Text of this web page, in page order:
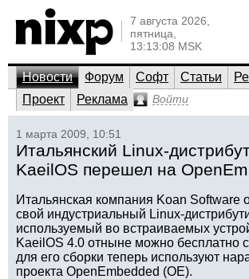
7 августа 2026,
пятница,
13:13:08 MSK
Новости Форум Софт Статьи
Проект
Реклама Войти
1 марта 2009, 10:51
Итальянский Linux-
KaeilOS перешел на
Итальянская компания Koan Software
свой индустриальный Linux-
используемый во встраиваемых
KaeilOS 4.0 отныне можно бесплатно
для его сборки теперь используют
проекта OpenEmbedded (OE).